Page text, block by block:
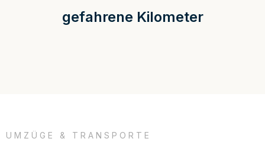
gefahrene Kilometer
UMZÜGE & TRANSPORTE